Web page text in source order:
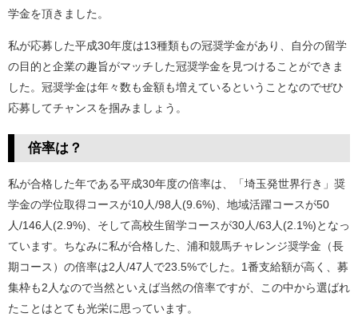
学金を頂きました。
私が応募した平成30年度は13種類もの冠奨学金があり、自分の留学
の目的と企業の趣旨がマッチした冠奨学金を見つけることができま
した。冠奨学金は年々数も金額も増えているということなのでぜひ
応募してチャンスを掴みましょう。
倍率は？
私が合格した年である平成30年度の倍率は、「埼玉発世界行き」奨
学金の学位取得コースが10人/98人(9.6%)、地域活躍コースが50
人/146人(2.9%)、そして高校生留学コースが30人/63人(2.1%)となっ
ています。ちなみに私が合格した、浦和競馬チャレンジ奨学金（長
期コース）の倍率は2人/47人で23.5%でした。1番支給額が高く、募
集枠も2人なので当然といえば当然の倍率ですが、この中から選ばれ
たことはとても光栄に思っています。